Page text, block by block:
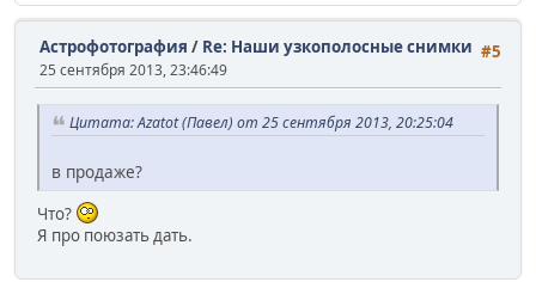
#5
Астрофотография / Re: Наши узкополосные снимки
25 сентября 2013, 23:46:49
Цитата: Azatot (Павел) от 25 сентября 2013, 20:25:04
в продаже?
Что?
Я про поюзать дать.